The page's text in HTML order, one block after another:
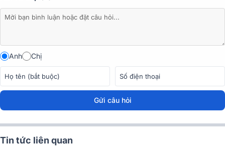
Loa được trang bị củ loa bass 5 inch cho âm thanh rõ ràng, cân
bằng và dễ chịu khi phát nhạc nền hoặc thông báo. Độ nhạy cao
92dB giúp tái tạo âm thanh hiệu quả ngay cả ở mức công suất thấp.
Hỗ trợ nhiều mức công suất trên hệ thống điện áp 70V và 100V, phù
hợp với nhiều quy mô lắp đặt khác nhau. Đây là giải pháp âm thanh
Anh Chị
Gửi câu hỏi
Tin tức liên quan